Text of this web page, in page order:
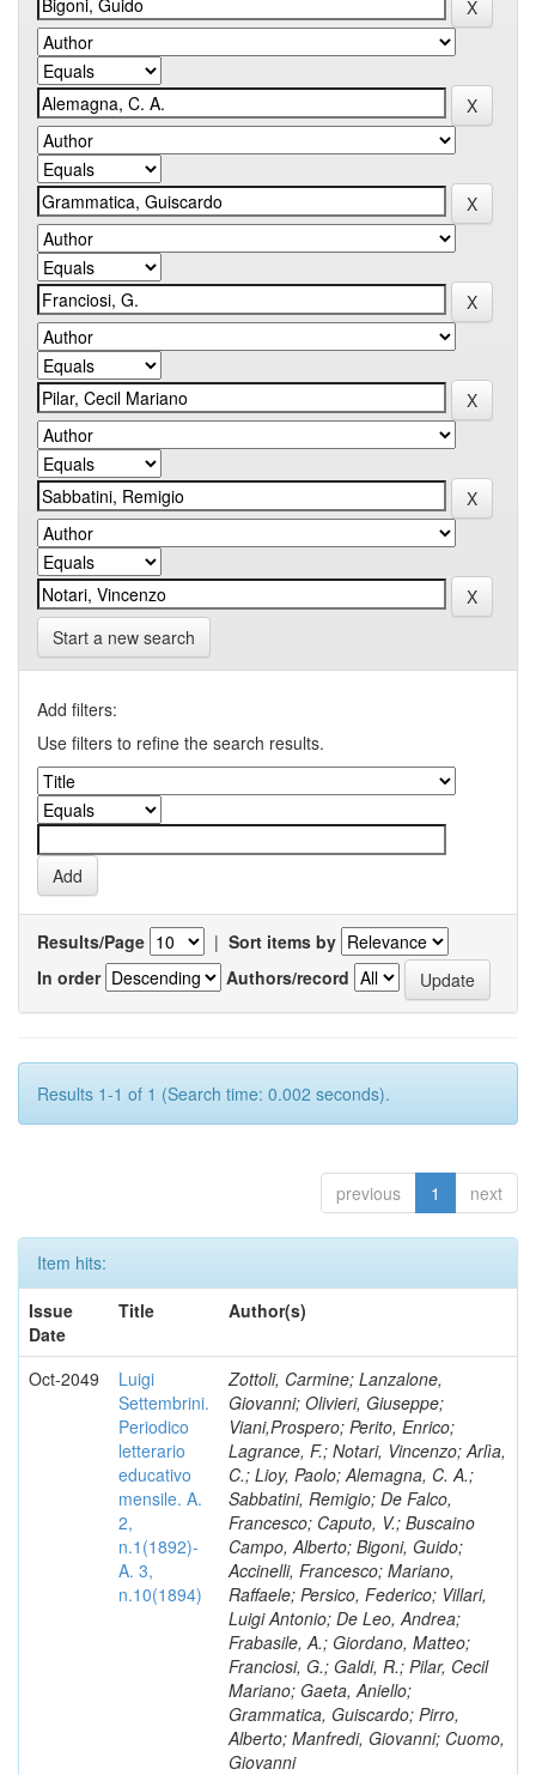
Start a new search
Add filters:
Use filters to refine the search results.
Results/Page | Sort items by
In order
Authors/record
Results 1-1 of 1 (Search time: 0.002 seconds).
previous 1 next
Item hits:
Issue
Date
Title Author(s)
Oct-2049
Luigi
Settembrini.
Periodico
letterario
educativo
mensile. A.
2,
n.1(1892)-
A. 3,
n.10(1894)
Zottoli, Carmine; Lanzalone,
Giovanni; Olivieri, Giuseppe;
Viani,Prospero; Perito, Enrico;
Lagrance, F.; Notari, Vincenzo; Arlìa,
C.; Lioy, Paolo; Alemagna, C. A.;
Sabbatini, Remigio; De Falco,
Francesco; Caputo, V.; Buscaino
Campo, Alberto; Bigoni, Guido;
Accinelli, Francesco; Mariano,
Raffaele; Persico, Federico; Villari,
Luigi Antonio; De Leo, Andrea;
Frabasile, A.; Giordano, Matteo;
Franciosi, G.; Galdi, R.; Pilar, Cecil
Mariano; Gaeta, Aniello;
Grammatica, Guiscardo; Pirro,
Alberto; Manfredi, Giovanni; Cuomo,
Giovanni